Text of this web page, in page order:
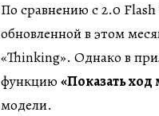
По сравнению с 2.0
обновленной в этом
«Thinking». Однако в
функцию «Показать
модели.